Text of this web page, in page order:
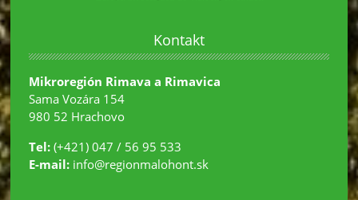
Kontakt
Mikroregión Rimava a Rimavica
Sama Vozára 154
980 52 Hrachovo
Tel:(+421) 047 / 56 95 533
E-mail: info@regionmalohont.sk